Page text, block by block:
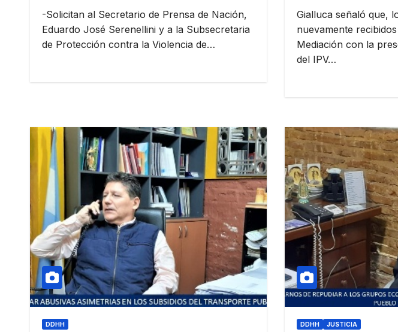
-Solicitan al Secretario de Prensa de Nación,
Eduardo José Serenellini y a la Subsecretaria
de Protección contra la Violencia de…
Gialluca señaló que,
nuevamente
Mediación con la
del IPV…
DDHH DDHH JUSTICIA